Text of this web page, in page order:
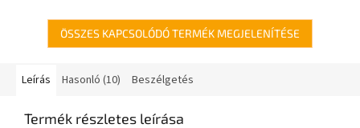
ÖSSZES KAPCSOLÓDÓ TERMÉK MEGJELENÍTÉSE
Leírás Hasonló (10) Beszélgetés
Termék részletes leírása